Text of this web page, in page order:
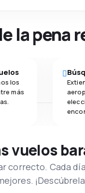
la pena
los
más
vuelos
correcto. Cada